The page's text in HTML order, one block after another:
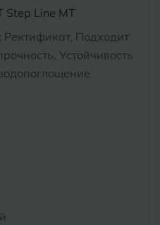
Step Line MT
Ректификат, Подходит
Устойчивость
Я Ярославль